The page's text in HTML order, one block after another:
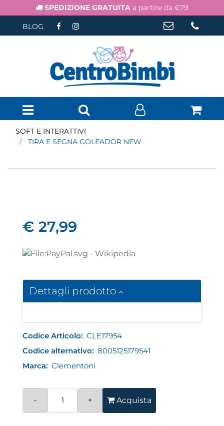
SPEDIZIONE GRATUITA a partire da €79
BLOG
Open menu
SOFT E INTERATTIVI
TIRA E SEGNA GOLEADOR NEW
€ 27,99
Dettagli prodotto
Codice Articolo: CLE17954
Codice alternativo: 8005125179541
Marca: Clementoni
Acquista